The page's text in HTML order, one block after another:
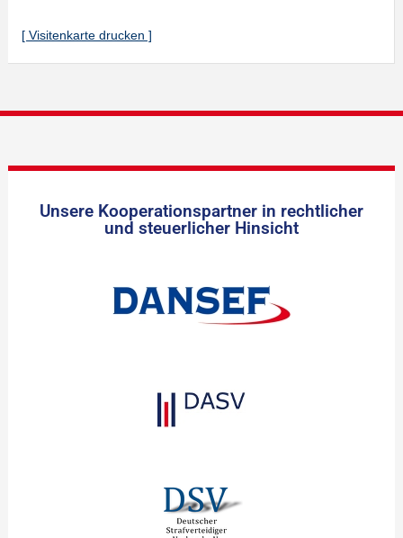
[ Visitenkarte drucken ]
Unsere Kooperationspartner in rechtlicher
und steuerlicher Hinsicht